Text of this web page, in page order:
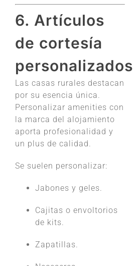
6. Artículos
de cortesía
personalizados
Las casas rurales destacan
por su esencia única.
Personalizar amenities con
la marca del alojamiento
aporta profesionalidad y
un plus de calidad.
Se suelen personalizar:
Jabones y geles.
Cajitas o envoltorios
de kits.
Zapatillas.